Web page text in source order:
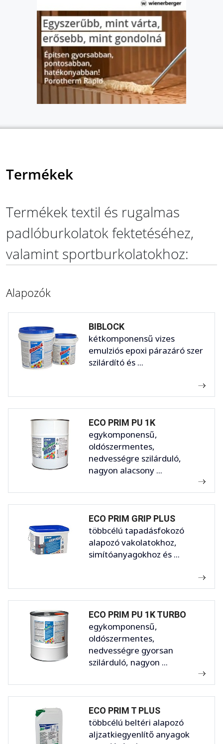
Termékek
Termékek textil és rugalmas
padlóburkolatok fektetéséhez,
valamint sportburkolatokhoz:
Alapozók
BIBLOCK
kétkomponensű vizes
emulziós epoxi párazáró szer
szilárdító és ...
ECO PRIM PU 1K
egykomponensű,
oldószermentes,
nedvességre szilárduló,
nagyon alacsony ...
ECO PRIM GRIP PLUS
többcélú tapadásfokozó
alapozó vakolatokhoz,
simítóanyagokhoz és ...
ECO PRIM PU 1K TURBO
egykomponensű,
oldószermentes,
nedvességre gyorsan
szilárduló, nagyon ...
ECO PRIM T PLUS
többcélú beltéri alapozó
aljzatkiegyenlítő anyagok